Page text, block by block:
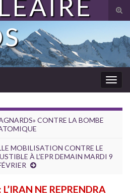
CONTRE LA BOMBE
MOBILISATION CONTRE LE
À L’EPR DEMAIN MARDI 9
NE REPRENDRA